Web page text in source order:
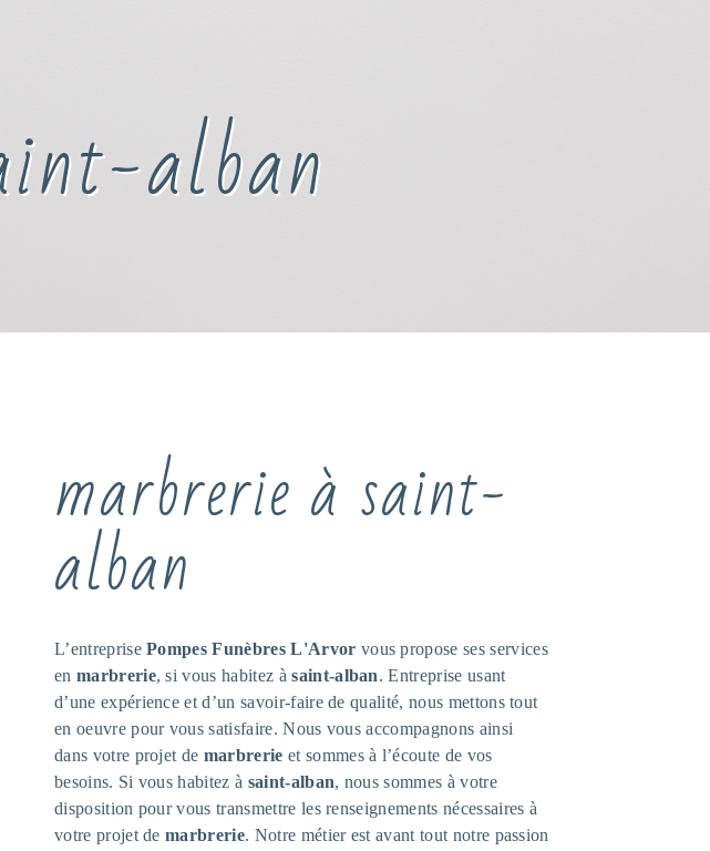
alban
marbrerie à saint-
alban
L’entreprisePompes Funèbres L'Arvor vous propose ses services
en marbrerie, si vous habitez àsaint-alban. Entreprise usant
d’une expérience et d’un savoir-faire de qualité, nous mettons tout
en oeuvre pour vous satisfaire. Nous vous accompagnons ainsi
dans votre projet de marbrerie et sommes à l’écoute de vos
besoins. Si vous habitez à saint-alban, nous sommes à votre
disposition pour vous transmettre les renseignements nécessaires à
votre projet demarbrerie. Notre métier est avant tout notre passion